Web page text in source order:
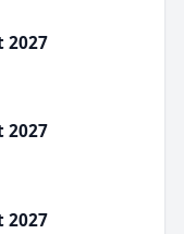
2027
2027
2027